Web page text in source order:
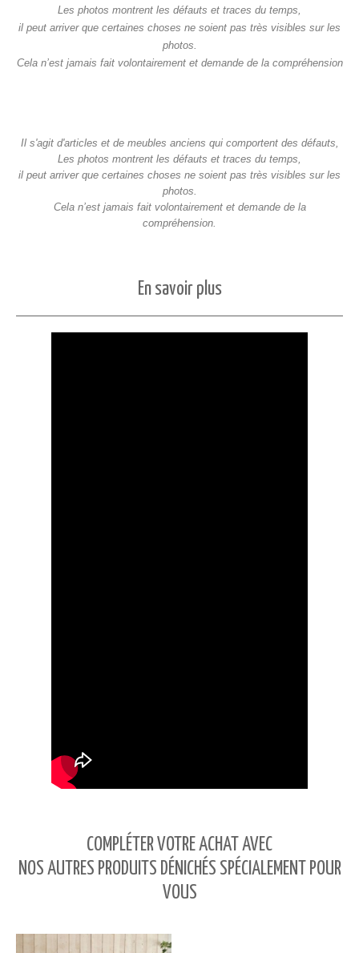
Les photos montrent les défauts et traces du temps,
il peut arriver que certaines choses ne soient pas très visibles sur les
photos.
Cela n’est jamais fait volontairement et demande de la compréhension
Il s'agit d'articles et de meubles anciens qui comportent des défauts,
Les photos montrent les défauts et traces du temps,
il peut arriver que certaines choses ne soient pas très visibles sur les
photos.
Cela n’est jamais fait volontairement et demande de la
compréhension.
En savoir plus
COMPLÉTER VOTRE ACHAT AVEC
NOS AUTRES PRODUITS DÉNICHÉS SPÉCIALEMENT POUR
VOUS